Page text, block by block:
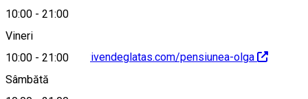
10:00 - 21:00
Vineri
10:00 - 21:00
Sâmbătă
http://www.erdelyivendeglatas.com/pensiunea-olga
Despre